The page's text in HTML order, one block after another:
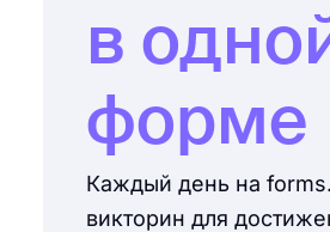
в
форме
Каждый день на
викторин для